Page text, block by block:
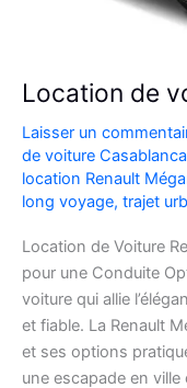
Location de
Laisser un
de voiture Casablanca
location Renault
long voyage, trajet
Location de Voiture
pour une Conduite
voiture qui allie
et fiable. La Renault
et ses options
une escapade en